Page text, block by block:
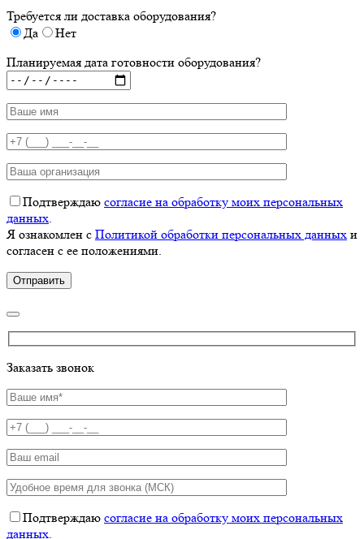
Требуется ли доставка оборудования?
Да
Нет
Планируемая дата готовности оборудования?
Подтверждаю согласие на обработку моих персональных
данных
Я ознакомлен с Политикой обработки персональных данных и
согласен с ее положениями.
Заказать звонок
Подтверждаю согласие на обработку моих персональных
данных.